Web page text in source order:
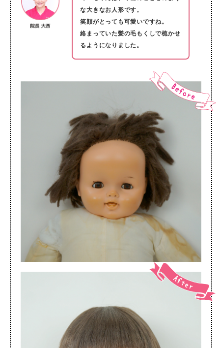
な大きなお人形です。
笑顔がとっても可愛いですね。
絡まっていた髪の毛もくしで梳かせ
るようになりました。